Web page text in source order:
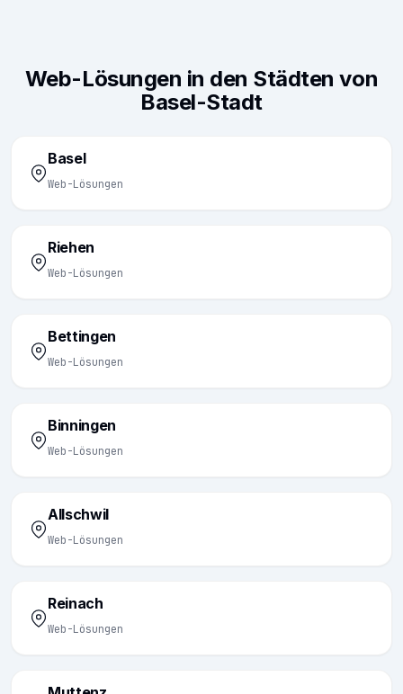
Web-Lösungen in den Städten von
Basel-Stadt
Basel
Web-Lösungen
Riehen
Web-Lösungen
Bettingen
Web-Lösungen
Binningen
Web-Lösungen
Allschwil
Web-Lösungen
Reinach
Web-Lösungen